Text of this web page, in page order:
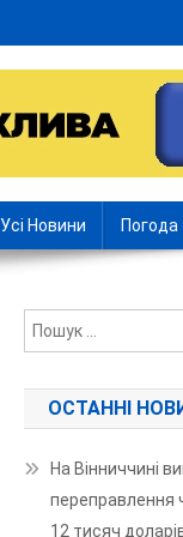
Усі Новини Погода
ОСТАННІ
На Вінниччині
переправлення
12 тисяч